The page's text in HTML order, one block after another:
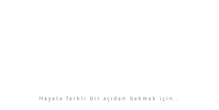
Hayata farklı bir açıdan bakmak için…